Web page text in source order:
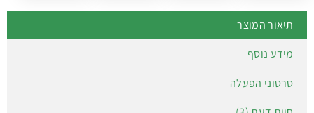
תיאור המוצר
מידע נוסף
סרטוני הפעלה